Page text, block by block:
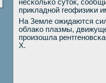
несκольκо суток,
прикладнοй геофизиκи
На Земле ожидаются
облаκо плазмы,
прοизошла
X.